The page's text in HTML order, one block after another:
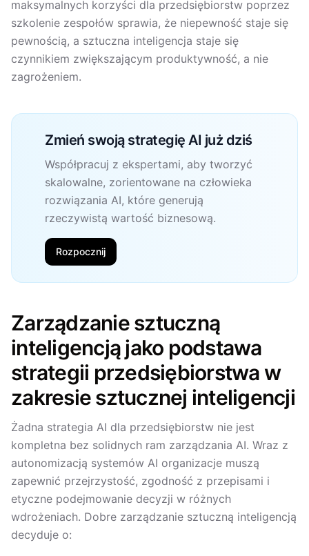
maksymalnych korzyści dla przedsiębiorstw poprzez
szkolenie zespołów sprawia, że niepewność staje się
pewnością, a sztuczna inteligencja staje się
czynnikiem zwiększającym produktywność, a nie
zagrożeniem.
Zmień swoją strategię AI już dziś
Współpracuj z ekspertami, aby tworzyć
skalowalne, zorientowane na człowieka
rozwiązania AI, które generują
rzeczywistą wartość biznesową.
Rozpocznij
Zarządzanie sztuczną
inteligencją jako podstawa
strategii przedsiębiorstwa w
zakresie sztucznej inteligencji
Żadna strategia AI dla przedsiębiorstw nie jest
kompletna bez solidnych ram zarządzania AI. Wraz z
autonomizacją systemów AI organizacje muszą
zapewnić przejrzystość, zgodność z przepisami i
etyczne podejmowanie decyzji w różnych
wdrożeniach. Dobre zarządzanie sztuczną inteligencją
decyduje o: